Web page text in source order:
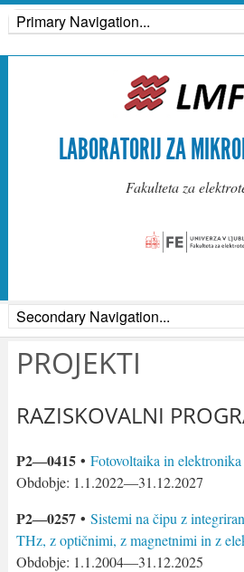
LABORATORIJ ZA
Fakulteta za
PROJEKTI
RAZISKOVALNI
P2―0415 • Fotovoltaika in elektronika
Obdobje: 1.1.2022―31.12.2027
P2―0257 • Sistemi na čipu z
THz, z optičnimi, z magnetnimi in z
Obdobje: 1.1.2004―31.12.2025